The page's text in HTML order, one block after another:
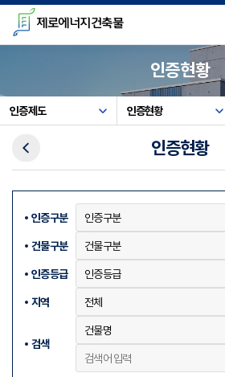
본문으로 가기
주메뉴로 가기
카피라이트로 가기
제로에너지건축물
인증현황
인증제도 인증현황
인증현황
이전메뉴
인증구분
건물구분
인증등급
지역
검색